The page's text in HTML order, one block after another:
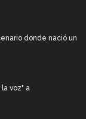
donde nació un
voz" a